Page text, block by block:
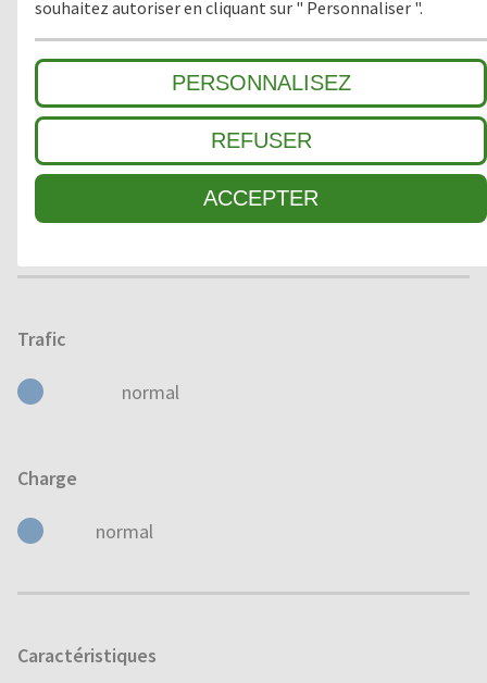
souhaitez autoriser en cliquant sur " Personnaliser ".
PERSONNALISEZ
REFUSER
ACCEPTER
Environnement
SEC HUMIDE MOUILLÉ
Domaine d'application
À L'EXTÉRIEUR À L'INTÉRIEUR
Trafic
normal
Charge
normal
Caractéristiques